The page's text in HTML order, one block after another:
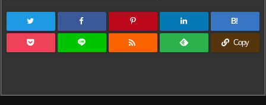
B!
 Copy